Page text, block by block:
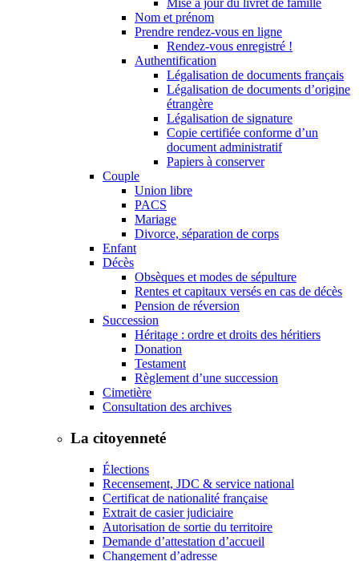
Mise à jour du livret de famille
Nom et prénom
Prendre rendez-vous en ligne
Rendez-vous enregistré !
Authentification
Légalisation de documents français
Légalisation de documents d’origine
étrangère
Légalisation de signature
Copie certifiée conforme d’un
document administratif
Papiers à conserver
Couple
Union libre
PACS
Mariage
Divorce, séparation de corps
Enfant
Décès
Obsèques et modes de sépulture
Rentes et capitaux versés en cas de décès
Pension de réversion
Succession
Héritage : ordre et droits des héritiers
Donation
Testament
Règlement d’une succession
Cimetière
Consultation des archives
La citoyenneté
Élections
Recensement, JDC & service national
Certificat de nationalité française
Extrait de casier judiciaire
Autorisation de sortie du territoire
Demande d’attestation d’accueil
Changement d’adresse